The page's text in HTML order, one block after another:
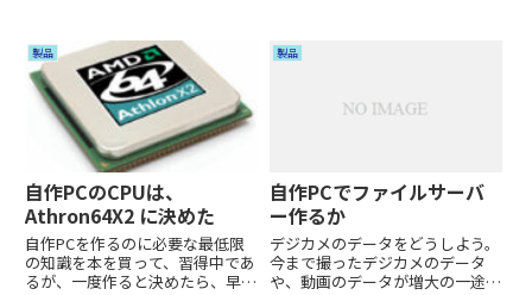
製品
自作PCのCPUは、
Athron64X2 に決めた
自作PCを作るのに必要な最低限
の知識を本を買って、習得中であ
るが、一度作ると決めたら、早く
製品
自作PCでファイルサーバ
ー作るか
デジカメのデータをどうしよう。
今まで撮ったデジカメのデータ
や、動画のデータが増大の一途で